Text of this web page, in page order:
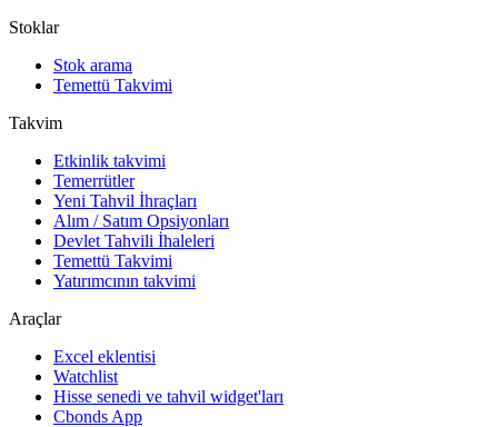
Stoklar
Stok arama
Temettü Takvimi
Takvim
Etkinlik takvimi
Temerrütler
Yeni Tahvil İhraçları
Alım / Satım Opsiyonları
Devlet Tahvili İhaleleri
Temettü Takvimi
Yatırımcının takvimi
Araçlar
Excel eklentisi
Watchlist
Hisse senedi ve tahvil widget'ları
Cbonds App